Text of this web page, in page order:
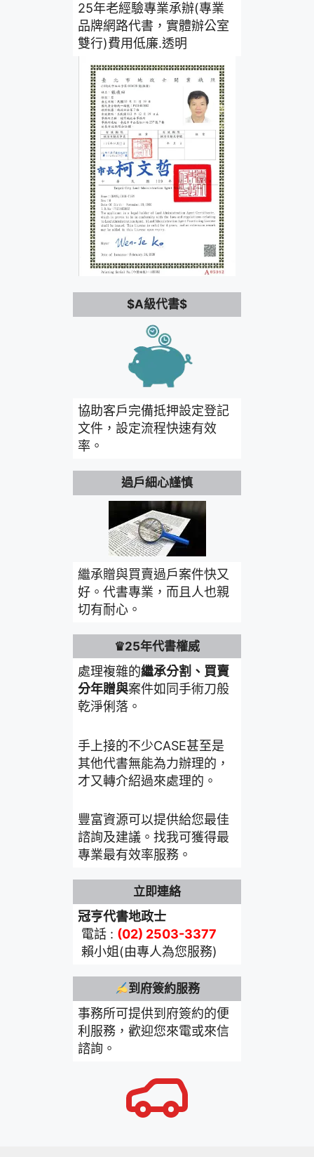
25年老經驗專業承辦(專業
品牌網路代書，實體辦公室
雙行)費用低廉.透明
$A級代書$
協助客戶完備抵押設定登記
文件，設定流程快速有效
率。
過戶細心謹慎
繼承贈與買賣過戶案件快又
好。代書專業，而且人也親
切有耐心。
♛25年代書權威
處理複雜的繼承分割、買賣
分年贈與案件如同手術刀般
乾淨俐落。
手上接的不少CASE甚至是
其他代書無能為力辦理的，
才又轉介紹過來處理的。
豐富資源可以提供給您最佳
諮詢及建議。找我可獲得最
專業最有效率服務。
立即連絡
冠亨代書地政士
電話 : (02) 2503-3377
賴小姐(由專人為您服務)
到府簽約服務
事務所可提供到府簽約的便
利服務，歡迎您來電或來信
諮詢。